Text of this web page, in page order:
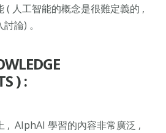
( 人工智能的概念是很難定義的 ,
論) 。
) :
, AIphAI 學習的內容非常廣泛 ,